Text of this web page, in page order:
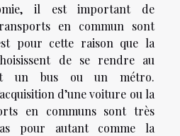
il est important de
en commun sont
pour cette raison que la
de se rendre au
un bus ou un métro.
d’une voiture ou la
en communs sont très
pour autant comme la